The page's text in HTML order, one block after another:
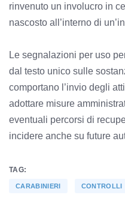
rinvenuto un involucro in
nascosto all’interno di
Le segnalazioni per uso
dal testo unico sulle
comportano l’invio degli
adottare misure
eventuali percorsi di
incidere anche su future
TAG:
CARABINIERI CONTROLLI